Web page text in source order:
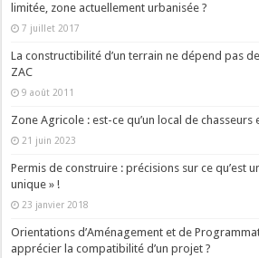
limitée, zone actuellement urbanisée ?
7 juillet 2017
La constructibilité d’un terrain ne dépend pas
ZAC
9 août 2011
Zone Agricole : est-ce qu’un local de
21 juin 2023
Permis de construire : précisions sur ce qu’est
unique » !
23 janvier 2018
Orientations d’Aménagement et de
apprécier la compatibilité d’un projet ?